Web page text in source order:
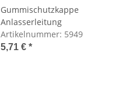
Gummischutzkappe
Anlasserleitung
Artikelnummer: 5949
5,71 € *